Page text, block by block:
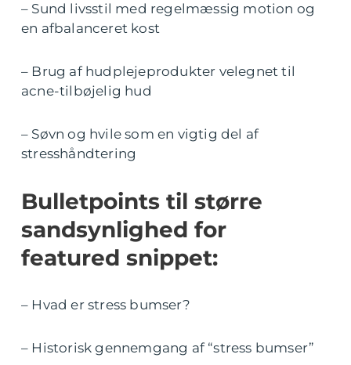
– Sund livsstil med regelmæssig motion og
en afbalanceret kost
– Brug af hudplejeprodukter velegnet til
acne-tilbøjelig hud
– Søvn og hvile som en vigtig del af
stresshåndtering
Bulletpoints til større
sandsynlighed for
featured snippet:
– Hvad er stress bumser?
– Historisk gennemgang af “stress bumser”